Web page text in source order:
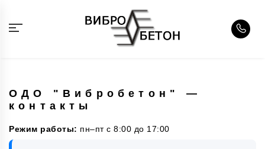
ОДО "Вибробетон" —
контакты
Режим работы: пн–пт с 8:00 до 17:00